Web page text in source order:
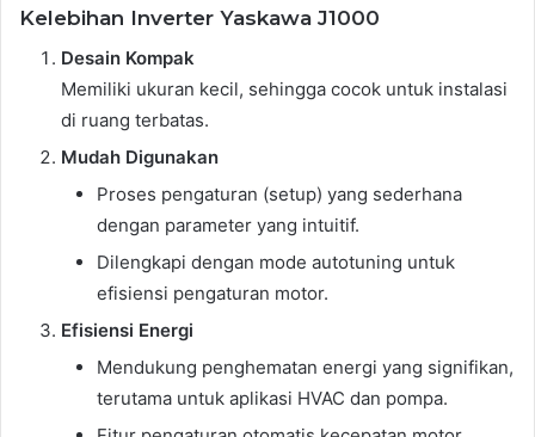
Kelebihan Inverter Yaskawa J1000
Desain Kompak
Memiliki ukuran kecil, sehingga cocok untuk instalasi
di ruang terbatas.
Mudah Digunakan
Proses pengaturan (setup) yang sederhana
dengan parameter yang intuitif.
Dilengkapi dengan mode autotuning untuk
efisiensi pengaturan motor.
Efisiensi Energi
Mendukung penghematan energi yang signifikan,
terutama untuk aplikasi HVAC dan pompa.